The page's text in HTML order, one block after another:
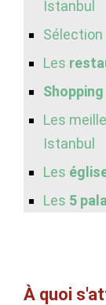
Istanbul
Sélection
Les
Les
Istanbul
Les
Les 5
À quoi